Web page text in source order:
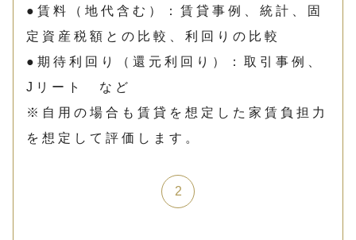
●賃料（地代含む）：賃貸事例、統計、固
定資産税額との比較、利回りの比較
●期待利回り（還元利回り）：取引事例、
Jリート など
※自用の場合も賃貸を想定した家賃負担力
を想定して評価します。